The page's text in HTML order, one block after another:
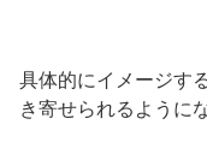
具体的にイメージす
き寄せられるように